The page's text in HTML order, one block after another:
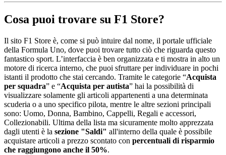
Cosa puoi trovare su F1 Store?
Il sito F1 Store è, come si può intuire dal nome, il portale ufficiale
della Formula Uno, dove puoi trovare tutto ciò che riguarda questo
fantastico sport. L’interfaccia è ben organizzata e ti mostra in alto un
motore di ricerca interno, che puoi sfruttare per individuare in pochi
istanti il prodotto che stai cercando. Tramite le categorie “Acquista
per squadra” e “Acquista per autista” hai la possibilità di
visualizzare solamente gli articoli appartenenti a una determinata
scuderia o a uno specifico pilota, mentre le altre sezioni principali
sono: Uomo, Donna, Bambino, Cappelli, Regali e accessori,
Collezionabili. Ultima della lista ma sicuramente molto apprezzata
dagli utenti è la sezione "Saldi" all'interno della quale è possibile
acquistare articoli a prezzo scontato con percentuali di risparmio
che raggiungono anche il 50%.